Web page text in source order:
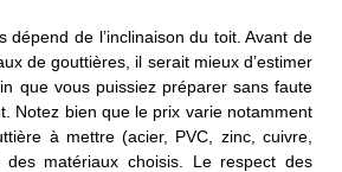
dépend de l’inclinaison du toit. Avant de
de gouttières, il serait mieux d’estimer
que vous puissiez préparer sans faute
Notez bien que le prix varie notamment
à mettre (acier, PVC, zinc, cuivre,
matériaux choisis. Le respect des